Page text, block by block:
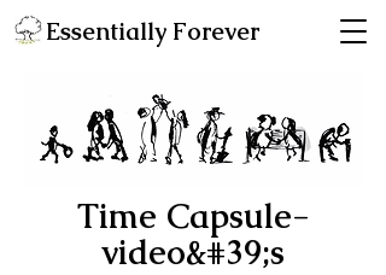
Essentially Forever
Time Capsule-
video&#39;s